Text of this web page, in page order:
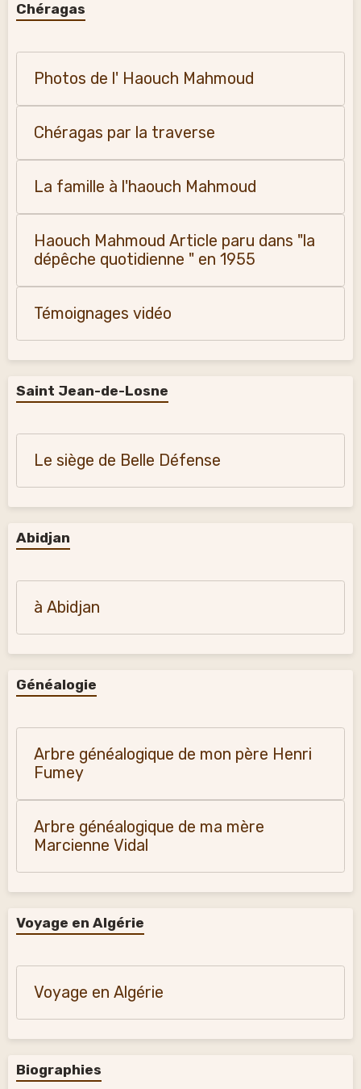
Chéragas
Photos de l' Haouch Mahmoud
Chéragas par la traverse
La famille à l'haouch Mahmoud
Haouch Mahmoud Article paru dans "la
dépêche quotidienne " en 1955
Témoignages vidéo
Saint Jean-de-Losne
Le siège de Belle Défense
Abidjan
à Abidjan
Généalogie
Arbre généalogique de mon père Henri
Fumey
Arbre généalogique de ma mère
Marcienne Vidal
Voyage en Algérie
Voyage en Algérie
Biographies